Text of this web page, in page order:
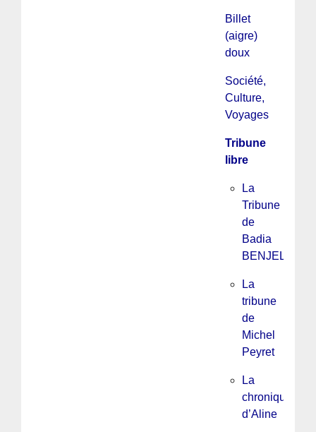
Billet
(aigre)
doux
Société,
Culture,
Voyages
Tribune
libre
La
Tribune
de
Badia
La
tribune
de
Michel
Peyret
La
chronique
d’Aline